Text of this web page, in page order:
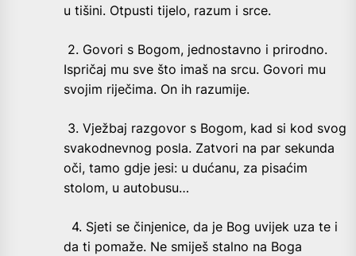
u tišini. Otpusti tijelo, razum i srce.
2. Govori s Bogom, jednostavno i prirodno.
Ispričaj mu sve što imaš na srcu. Govori mu
svojim riječima. On ih razumije.
3. Vježbaj razgovor s Bogom, kad si kod svog
svakodnevnog posla. Zatvori na par sekunda
oči, tamo gdje jesi: u dućanu, za pisaćim
stolom, u autobusu…
4. Sjeti se činjenice, da je Bog uvijek uza te i
da ti pomaže. Ne smiješ stalno na Boga